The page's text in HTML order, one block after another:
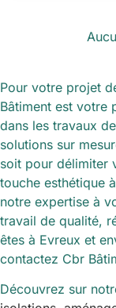
Pour votre projet
Bâtiment est votre
dans les travaux
solutions sur
soit pour délimiter
touche esthétique
notre expertise à
travail de qualité,
êtes à Evreux et
contactez Cbr
Découvrez sur